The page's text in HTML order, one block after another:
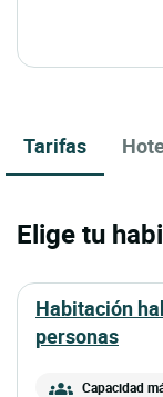
Tarifas
Elige tu
habitación habitación de confort para 1 o 2
personas
Capacidad